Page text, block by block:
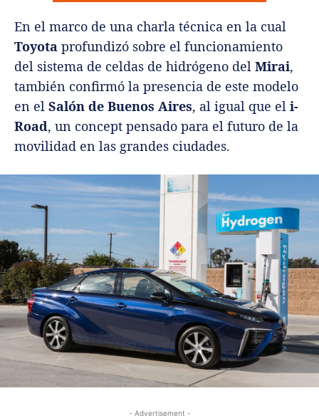
En el marco de una charla técnica en la cual
Toyota profundizó sobre el funcionamiento
del sistema de celdas de hidrógeno del Mirai,
también confirmó la presencia de este modelo
en el Salón de Buenos Aires, al igual que el i-
Road, un concept pensado para el futuro de la
movilidad en las grandes ciudades.
- Advertisement -